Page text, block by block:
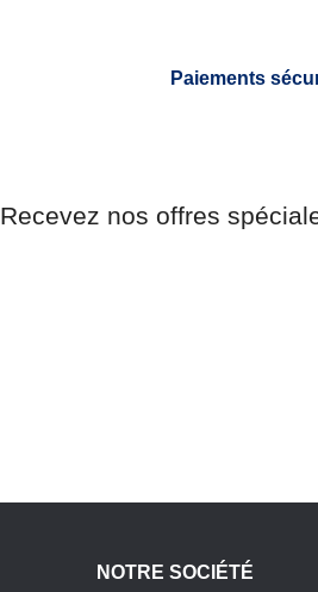
Paiements
Recevez nos offres
NOTRE SOCIÉTÉ